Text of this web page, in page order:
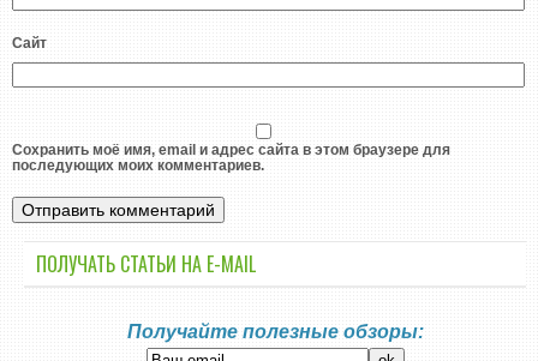
Сайт
Сохранить моё имя, email и адрес сайта в этом браузере для
последующих моих комментариев.
ПОЛУЧАТЬ СТАТЬИ НА E-MАIL
Получайте полезные обзоры: